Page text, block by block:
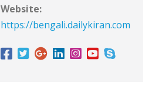
Website:
https://bengali.dailykiran.com